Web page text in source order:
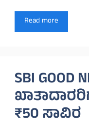
Read more
SBI
₹50 ಸಾವಿರ